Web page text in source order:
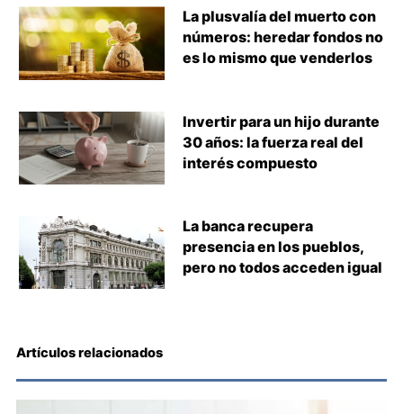
La plusvalía del muerto con
números: heredar fondos no
es lo mismo que venderlos
Invertir para un hijo durante
30 años: la fuerza real del
interés compuesto
La banca recupera
presencia en los pueblos,
pero no todos acceden igual
Artículos relacionados